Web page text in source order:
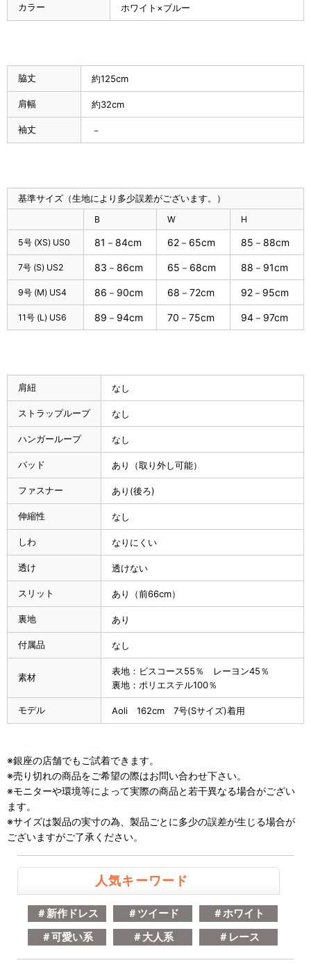
カラー ホワイト×ブルー
脇丈 約125cm
肩幅 約32cm
袖丈 －
基準サイズ（生地により多少誤差がございます。）
B W H
5号 (XS) US0 81－84cm 62－65cm 85－88cm
7号 (S) US2 83－86cm 65－68cm 88－91cm
9号 (M) US4 86－90cm 68－72cm 92－95cm
11号 (L) US6 89－94cm 70－75cm 94－97cm
肩紐 なし
ストラップループ なし
ハンガーループ なし
パッド あり（取り外し可能）
ファスナー あり(後ろ)
伸縮性 なし
しわ なりにくい
透け 透けない
スリット あり（前66cm）
裏地 あり
付属品 なし
素材
表地：ビスコース55％ レーヨン45％
裏地：ポリエステル100％
モデル Aoli 162cm 7号(Sサイズ)着用
※銀座の店舗でもご試着できます。
※売り切れの商品をご希望の際はお問い合わせ下さい。
※モニターや環境等によって実際の商品と若干異なる場合がござい
ます。
※サイズは製品の実寸の為、製品ごとに多少の誤差が生じる場合が
ございますがご了承ください。
人気キーワード
＃新作ドレス ＃ツイード
＃ホワイト
＃可愛い系
＃大人系 ＃レース